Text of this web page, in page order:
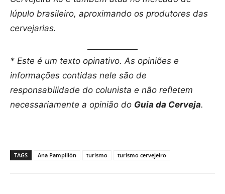
lúpulo brasileiro, aproximando os produtores das
cervejarias.
* Este é um texto opinativo. As opiniões e
informações contidas nele são de
responsabilidade do colunista e não refletem
necessariamente a opinião do Guia da Cerveja.
TAGS Ana Pampillón turismo turismo cervejeiro